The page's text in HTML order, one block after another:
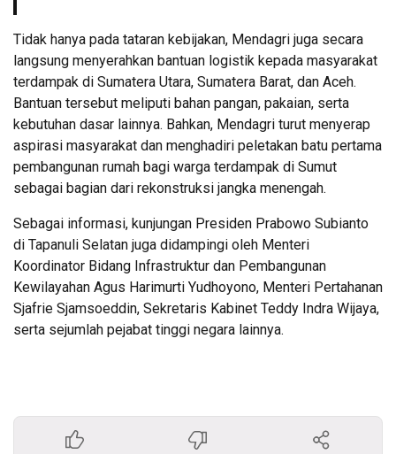
Tidak hanya pada tataran kebijakan, Mendagri juga secara
langsung menyerahkan bantuan logistik kepada masyarakat
terdampak di Sumatera Utara, Sumatera Barat, dan Aceh.
Bantuan tersebut meliputi bahan pangan, pakaian, serta
kebutuhan dasar lainnya. Bahkan, Mendagri turut menyerap
aspirasi masyarakat dan menghadiri peletakan batu pertama
pembangunan rumah bagi warga terdampak di Sumut
sebagai bagian dari rekonstruksi jangka menengah.
Sebagai informasi, kunjungan Presiden Prabowo Subianto
di Tapanuli Selatan juga didampingi oleh Menteri
Koordinator Bidang Infrastruktur dan Pembangunan
Kewilayahan Agus Harimurti Yudhoyono, Menteri Pertahanan
Sjafrie Sjamsoeddin, Sekretaris Kabinet Teddy Indra Wijaya,
serta sejumlah pejabat tinggi negara lainnya.